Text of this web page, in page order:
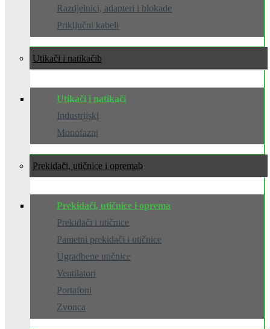
Razdjelnici, adapteri i blokade
Priključni kabeli
Utikači i natikači
Utikači i natikači
Industrijski
Monofazni
Prekidači, utičnice i oprema
Prekidači, utičnice i oprema
Prekidači i utičnice
Pametni prekidači i utičnice
Ugradbene utičnice
Ventilatori
Portafoni
Zvonca